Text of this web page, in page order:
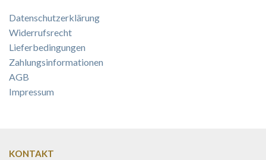
Datenschutzerklärung
Widerrufsrecht
Lieferbedingungen
Zahlungsinformationen
AGB
Impressum
KONTAKT